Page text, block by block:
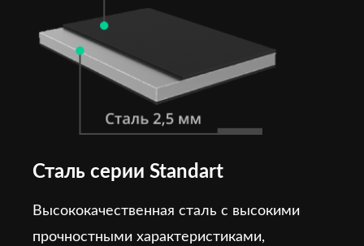
Сталь серии Standart
Высококачественная сталь с высокими
прочностными характеристиками,